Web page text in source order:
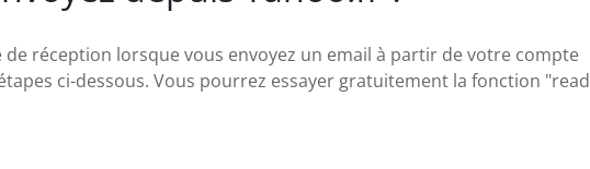
réception lorsque vous envoyez un email à partir de votre compte
ci-dessous. Vous pourrez essayer gratuitement la fonction "read